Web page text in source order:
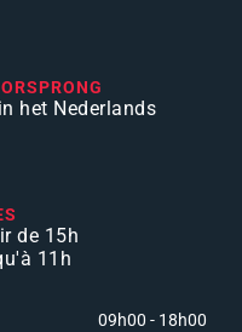
het Nederlands
de 15h
11h
09h00 - 18h00